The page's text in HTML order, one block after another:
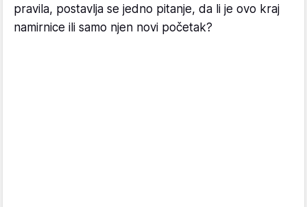
pravila, postavlja se jedno pitanje, da li je ovo kraj
namirnice ili samo njen novi početak?